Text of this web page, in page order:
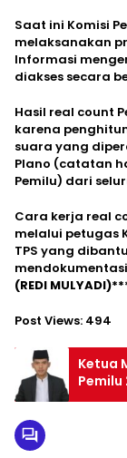
Saat ini Komisi
melaksanakan
Informasi
diakses secara
Hasil real count
karena
suara yang
Plano (catatan
Pemilu) dari
Cara kerja real
melalui petugas
TPS yang
(REDI
Post Views: 494
Ketua